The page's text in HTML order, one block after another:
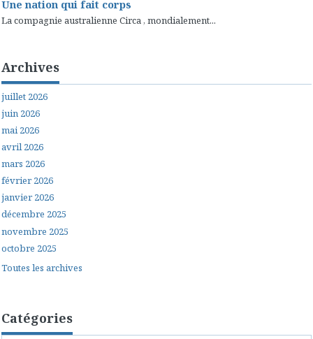
Une nation qui fait corps
La compagnie australienne Circa , mondialement...
Archives
juillet 2026
juin 2026
mai 2026
avril 2026
mars 2026
février 2026
janvier 2026
décembre 2025
novembre 2025
octobre 2025
Toutes les archives
Catégories